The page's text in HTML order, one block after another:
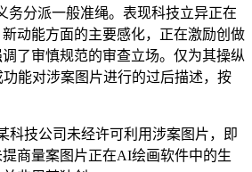
务分派一般准绳。表现科技立异正在
动能方面的主要感化，正在激励创做
了审慎规范的审查立场。仅为其操纵
能对涉案图片进行的过后描述，按
技公司未经许可利用涉案图片，即
商量案图片正在AI绘画软件中的生